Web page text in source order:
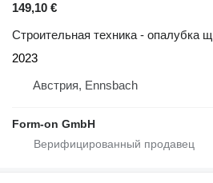
149,10 €
Строительная техника - опалубка
2023
Австрия, Ennsbach
Form-on GmbH